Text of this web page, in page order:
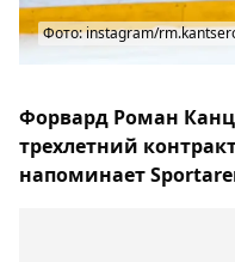
Фото: instagram/
Форвард Роман
трехлетний
напоминает